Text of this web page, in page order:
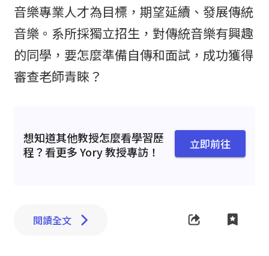
音樂專業人才為目標，期望延續、發展傳統
音樂。系所採獨立招生，對傳統音樂有興趣
的同學，要怎麼準備自傳和面試，成功獲得
審查老師青睞？
想知道其他教授怎麼看學習歷
程？看更多 Yory 教授專訪！
立即前往
閱讀全文